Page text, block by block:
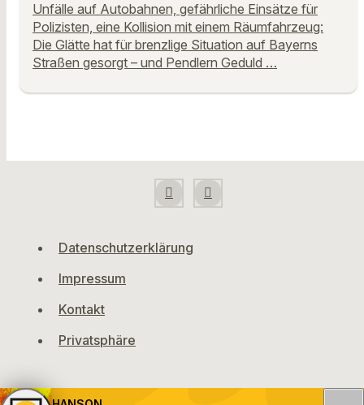
Unfälle auf Autobahnen, gefährliche Einsätze für
Polizisten, eine Kollision mit einem Räumfahrzeug:
Die Glätte hat für brenzlige Situation auf Bayerns
Straßen gesorgt – und Pendlern Geduld …
Datenschutzerklärung
Impressum
Kontakt
Privatsphäre